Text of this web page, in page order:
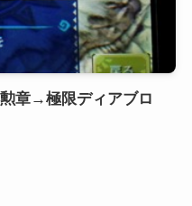
勲章→極限ディアブロ